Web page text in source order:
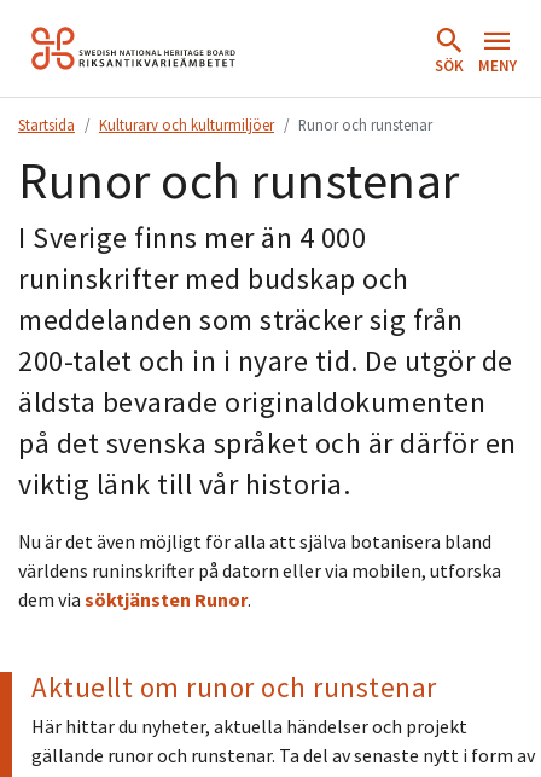
Hoppa
till
SÖK MENY
Startsida Kulturarv och kulturmiljöer Runor och runstenar
Runor och runstenar
I Sverige finns mer än 4 000
runinskrifter med budskap och
meddelanden som sträcker sig från
200-talet och in i nyare tid. De utgör de
äldsta bevarade originaldokumenten
på det svenska språket och är därför en
viktig länk till vår historia.
Nu är det även möjligt för alla att själva botanisera bland
världens runinskrifter på datorn eller via mobilen, utforska
dem via söktjänsten Runor.
Aktuellt om runor och runstenar
Här hittar du nyheter, aktuella händelser och projekt
gällande runor och runstenar. Ta del av senaste nytt i form av